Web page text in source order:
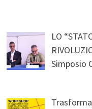
LO
Simposio